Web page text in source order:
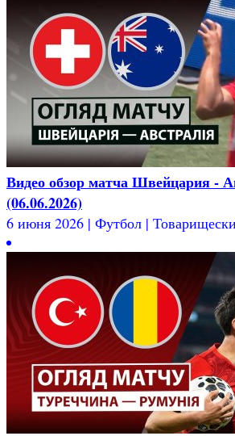
Видео обзор матча Швейцария -
(06.06.2026)
6 июня 2026 | Футбол |